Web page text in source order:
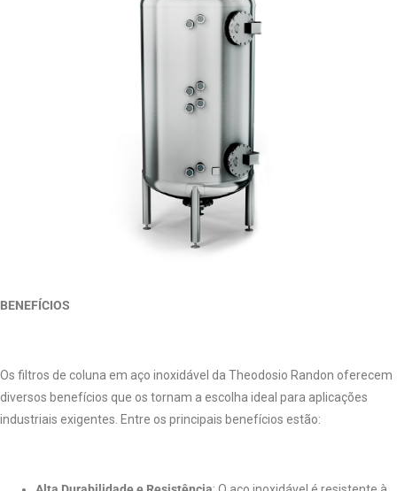
BENEFÍCIOS
Os filtros de coluna em aço inoxidável da Theodosio Randon oferecem
diversos benefícios que os tornam a escolha ideal para aplicações
industriais exigentes. Entre os principais benefícios estão: